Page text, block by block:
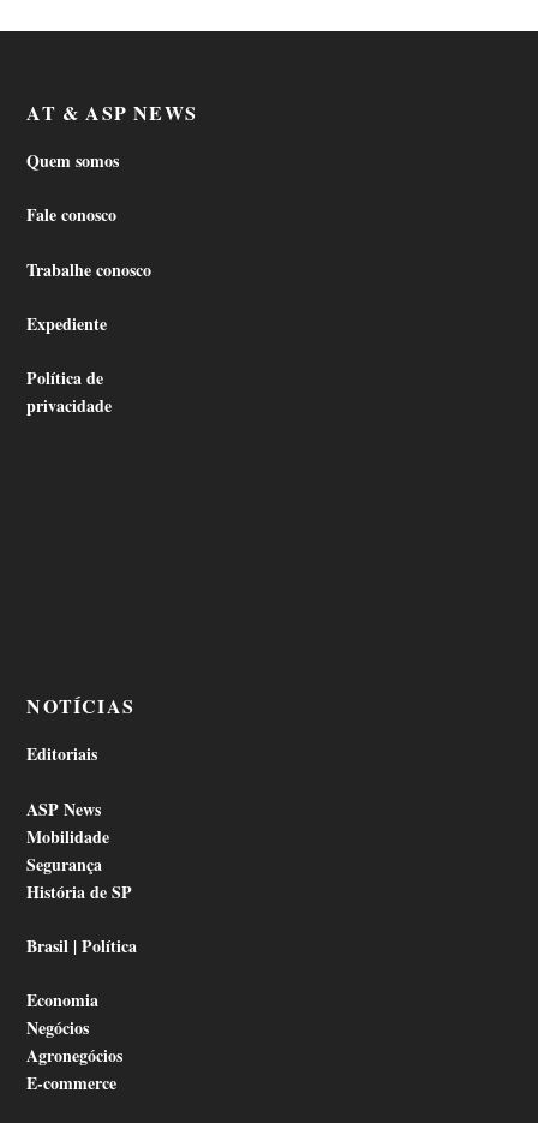
AT & ASP NEWS
Quem somos
Fale conosco
Trabalhe conosco
Expediente
Política de
privacidade
NOTÍCIAS
Editoriais
ASP News
Mobilidade
Segurança
História de SP
Brasil | Política
Economia
Negócios
Agronegócios
E-commerce